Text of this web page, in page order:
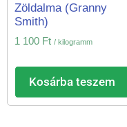
Zöldalma (Granny
Smith)
1 100 Ft / kilogramm
Kosárba teszem